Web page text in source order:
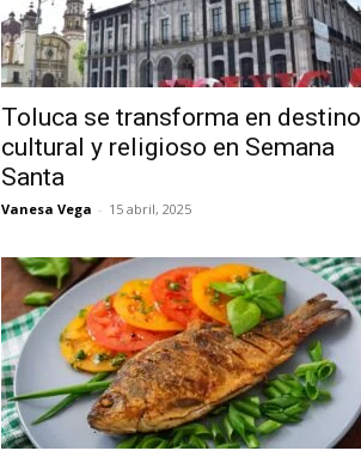
Toluca se transforma en destino
cultural y religioso en Semana
Santa
Vanesa Vega - 15 abril, 2025